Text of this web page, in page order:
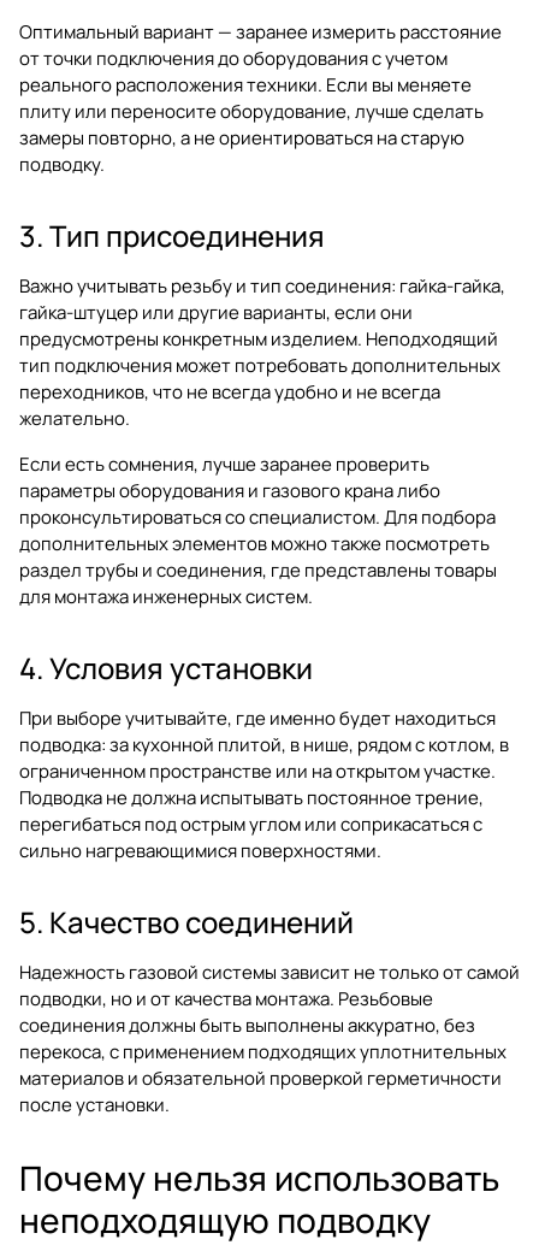
Оптимальный вариант — заранее измерить расстояние
от точки подключения до оборудования с учетом
реального расположения техники. Если вы меняете
плиту или переносите оборудование, лучше сделать
замеры повторно, а не ориентироваться на старую
подводку.
3. Тип присоединения
Важно учитывать резьбу и тип соединения: гайка-гайка,
гайка-штуцер или другие варианты, если они
предусмотрены конкретным изделием. Неподходящий
тип подключения может потребовать дополнительных
переходников, что не всегда удобно и не всегда
желательно.
Если есть сомнения, лучше заранее проверить
параметры оборудования и газового крана либо
проконсультироваться со специалистом. Для подбора
дополнительных элементов можно также посмотреть
разделтрубы и соединения, где представлены товары
для монтажа инженерных систем.
4. Условия установки
При выборе учитывайте, где именно будет находиться
подводка: за кухонной плитой, в нише, рядом с котлом, в
ограниченном пространстве или на открытом участке.
Подводка не должна испытывать постоянное трение,
перегибаться под острым углом или соприкасаться с
сильно нагревающимися поверхностями.
5. Качество соединений
Надежность газовой системы зависит не только от самой
подводки, но и от качества монтажа. Резьбовые
соединения должны быть выполнены аккуратно, без
перекоса, с применением подходящих уплотнительных
материалов и обязательной проверкой герметичности
после установки.
Почему нельзя использовать
неподходящую подводку